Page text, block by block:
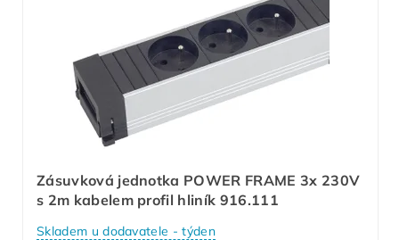
Zásuvková jednotka POWER FRAME 3x 230V
s 2m kabelem profil hliník 916.111
Skladem u dodavatele - týden